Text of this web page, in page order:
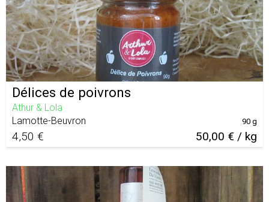
Délices de poivrons
Athur & Lola
Lamotte-Beuvron
4,50 € 50,00 € / kg
90 g